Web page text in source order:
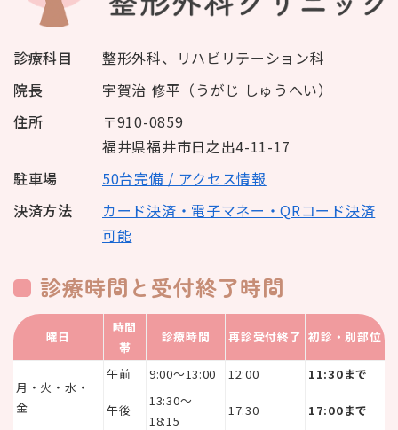
診療科目
整形外科、リハビリテーション科
院長
宇賀治 修平（うがじ しゅうへい）
住所
〒910-0859
福井県福井市日之出4-11-17
駐車場
50台完備 / アクセス情報
決済方法
カード決済・電子マネー・QRコード決済
可能
診療時間と受付終了時間
曜日
時間
帯
診療時間 再診受付終了 初診・別部位
月・火・水・
金
午前 9:00〜13:00 12:00 11:30まで
午後
13:30〜
18:15
17:30 17:00まで